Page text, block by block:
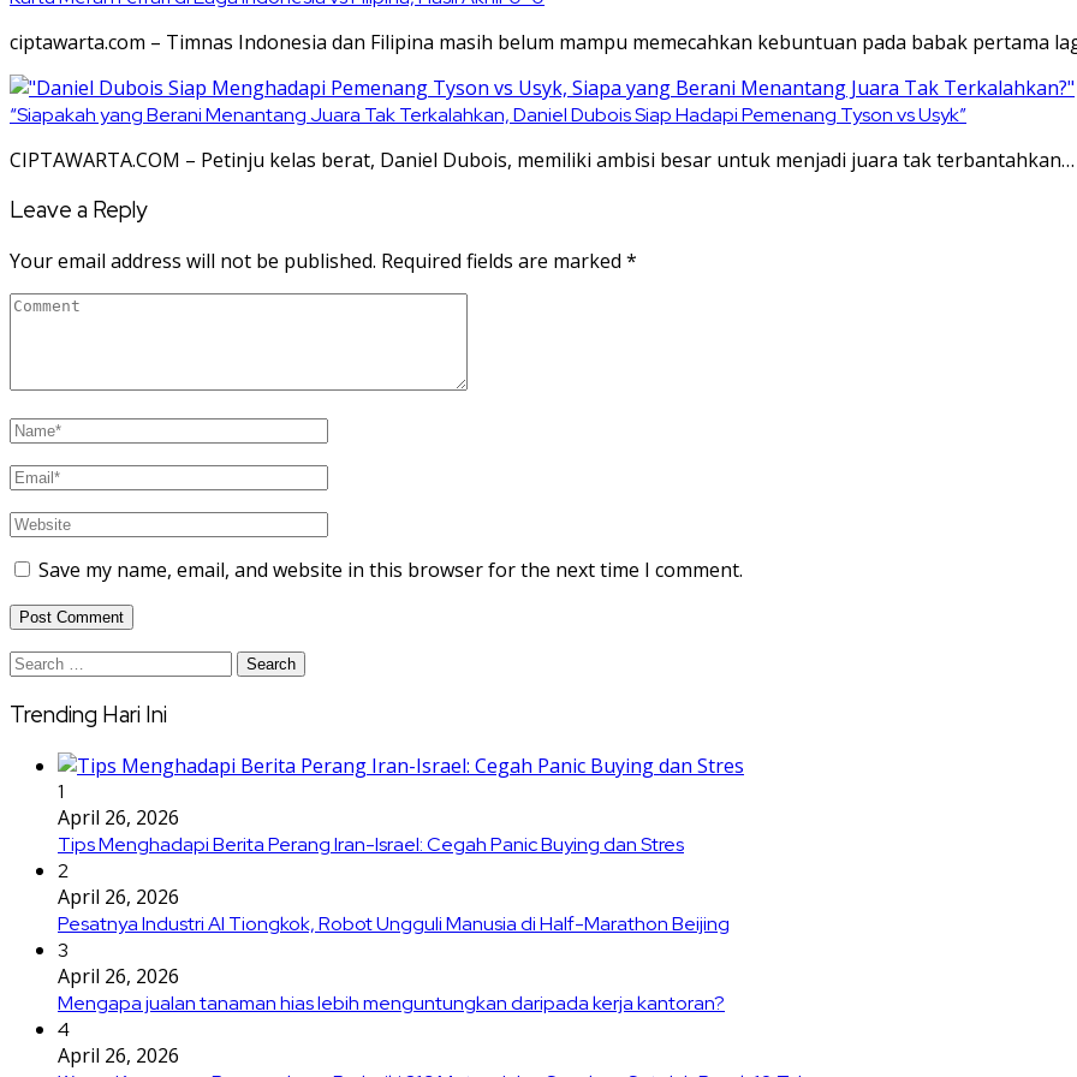
ciptawarta.com – Timnas Indonesia dan Filipina masih belum mampu memecahkan kebuntuan pada babak pertama
“Siapakah yang Berani Menantang Juara Tak Terkalahkan, Daniel Dubois Siap Hadapi Pemenang Tyson vs Usyk”
CIPTAWARTA.COM – Petinju kelas berat, Daniel Dubois, memiliki ambisi besar untuk menjadi juara tak terbantahkan…
Leave a Reply
Your email address will not be published. Required fields are marked *
Save my name, email, and website in this browser for the next time I comment.
Search
Trending Hari Ini
1
April 26, 2026
Tips Menghadapi Berita Perang Iran-Israel: Cegah Panic Buying dan Stres
2
April 26, 2026
Pesatnya Industri AI Tiongkok, Robot Ungguli Manusia di Half-Marathon Beijing
3
April 26, 2026
Mengapa jualan tanaman hias lebih menguntungkan daripada kerja kantoran?
4
April 26, 2026